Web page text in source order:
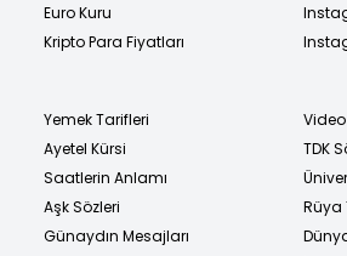
Euro Kuru
Kripto Para Fiyatları
Yemek Tarifleri
Ayetel Kürsi
Saatlerin Anlamı
Aşk Sözleri
Günaydın Mesajları
TDK
Rüya